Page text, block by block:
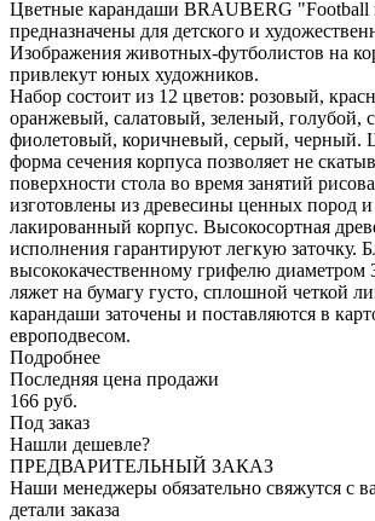
Цветные карандаши BRAUBERG "Football
предназначены для детского и
Изображения животных-футболистов на
привлекут юных художников.
Набор состоит из 12 цветов: розовый,
оранжевый, салатовый, зеленый, голубой,
фиолетовый, коричневый, серый, черный.
форма сечения корпуса позволяет не
поверхности стола во время занятий
изготовлены из древесины ценных пород
лакированный корпус. Высокосортная
исполнения гарантируют легкую заточку.
высококачественному грифелю диаметром
ляжет на бумагу густо, сплошной четкой
карандаши заточены и поставляются в
европодвесом.
Подробнее
Последняя цена продажи
166 руб.
Под заказ
Нашли дешевле?
ПРЕДВАРИТЕЛЬНЫЙ ЗАКАЗ
Наши менеджеры обязательно свяжутся с
детали заказа